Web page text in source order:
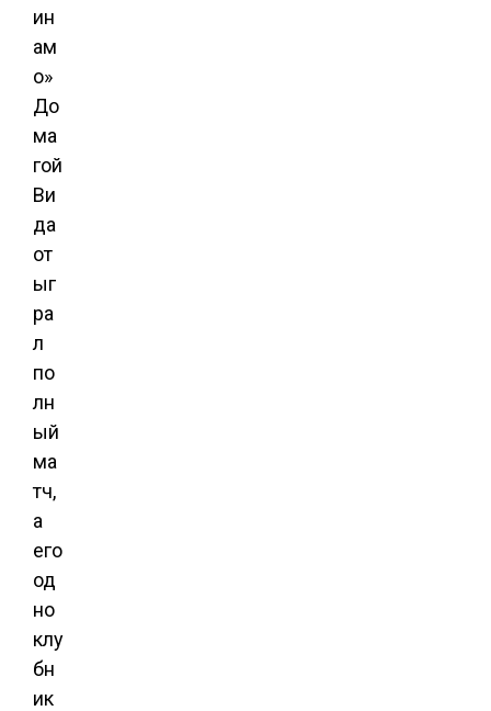
ин
ам
о»
До
ма
гой
Ви
да
от
ыг
ра
л
по
лн
ый
ма
тч,
а
его
од
но
клу
бн
ик